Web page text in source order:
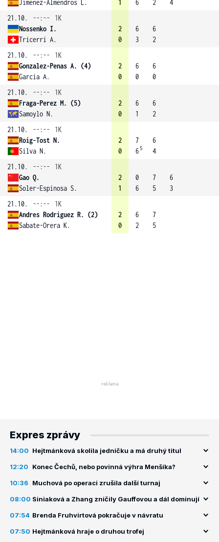
Jimenez-Almendros L. 1 6 2
4
21.10.
--:--
1K
Nossenko I.
Tricerri A.
2
0
6
3
6
2
21.10.
--:--
1K
Gonzalez-Penas A. (4)
Garcia A.
2
0
6
0
6
0
21.10.
--:--
1K
Fraga-Perez M. (5)
Samoylo N.
2
0
6
1
6
2
21.10.
--:--
1K
Roig-Tost N.
Silva N.
2
0
7
6 5
6
4
21.10.
--:--
1K
Gao Q.
Soler-Espinosa S.
2
1
0
6
7
5
6
3
21.10.
--:--
1K
Andres Rodriguez R. (2)
Sabate-Orera K.
2
0
6
2
7
5
Expres zprávy
14:00 Hejtmánková skolila jedničku a má druhý titul
12:20 Konec Čechů, nebo povinná výhra Menšíka?
10:36 Muchová po operaci zrušila další turnaj
08:00 Siniaková a Zhang zničily Gauffovou a dál dominují
07:54 Brenda Fruhvirtová pokračuje v návratu
07:50 Hejtmánková hraje o druhou trofej